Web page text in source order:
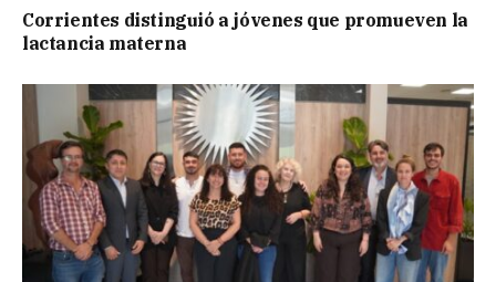
Corrientes distinguió a jóvenes que promueven la
lactancia materna